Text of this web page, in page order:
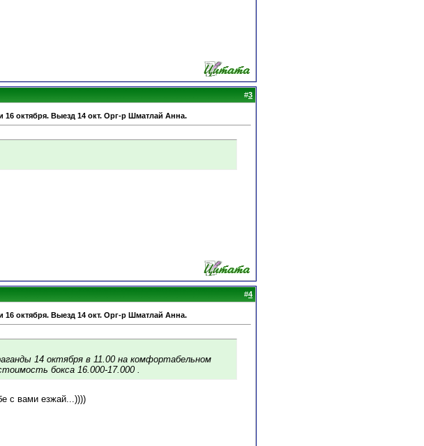
#3
октября. Выезд 14 окт. Орг-р Шматлай Анна.
#4
октября. Выезд 14 окт. Орг-р Шматлай Анна.
14 октября в 11.00 на комфортабельном
бокса 16.000-17.000 .
с вами езжай...))))